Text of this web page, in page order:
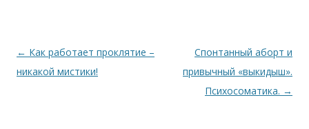
Навигация по записям
← Как работает проклятие –
никакой мистики!
Спонтанный аборт и
привычный «выкидыш».
Психосоматика. →